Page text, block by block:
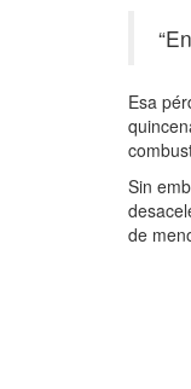
Esa
Sin
de